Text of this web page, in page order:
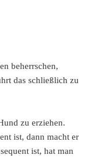
beherrschen,
das schließlich zu
zu erziehen.
ist, dann macht er
ist, hat man